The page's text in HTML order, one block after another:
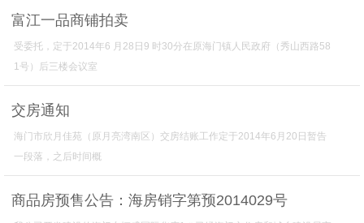
富江一品商铺拍卖
受委托，定于2014年6 月28日9 时30分在原海门镇人民政府（秀山西路58
1号）后三楼会议室
交房通知
海门市欣月佳苑（原月亮湾南区）交房结账工作定于2014年6月20日暂告
一段落，之后时间概
商品房预售公告：海房销字第预2014029号